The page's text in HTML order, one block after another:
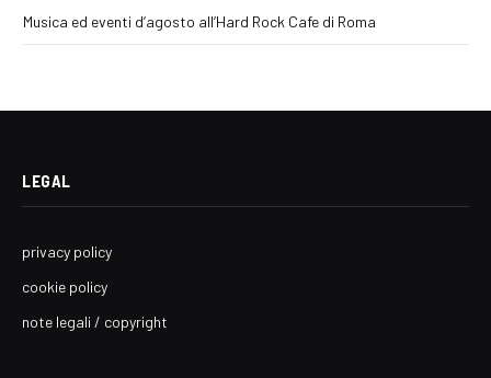
Musica ed eventi d’agosto all’Hard Rock Cafe di Roma
LEGAL
privacy policy
cookie policy
note legali / copyright